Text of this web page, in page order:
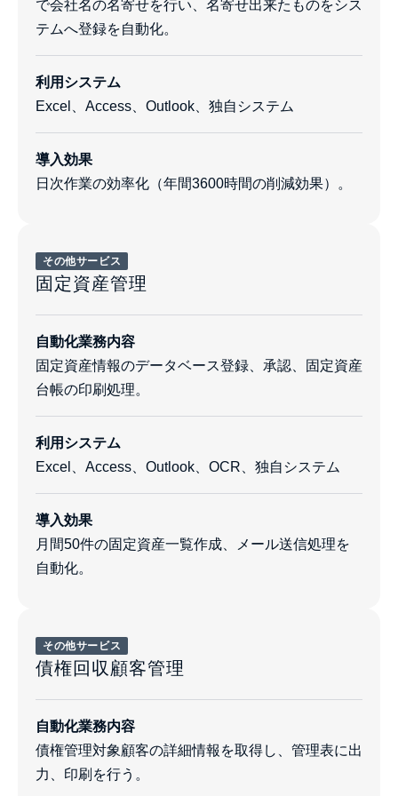
で会社名の名寄せを行い、名寄せ出来たものをシス
テムへ登録を自動化。
利用システム
Excel、Access、Outlook、独自システム
導入効果
日次作業の効率化（年間3600時間の削減効果）。
その他サービス
固定資産管理
自動化業務内容
固定資産情報のデータベース登録、承認、固定資産
台帳の印刷処理。
利用システム
Excel、Access、Outlook、OCR、独自システム
導入効果
月間50件の固定資産一覧作成、メール送信処理を
自動化。
その他サービス
債権回収顧客管理
自動化業務内容
債権管理対象顧客の詳細情報を取得し、管理表に出
力、印刷を行う。